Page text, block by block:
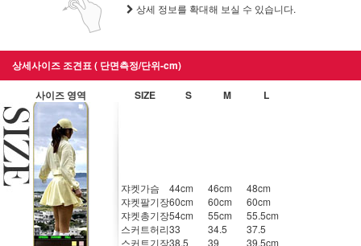
상세 정보를 확대해 보실 수 있습니다.
상세사이즈 조견표 ( 단면측정/단위-cm)
사이즈 영역 SIZE S M L
쟈켓가슴 44cm 46cm
48cm
쟈켓팔기장60cm 60cm
60cm
쟈켓총기장54cm 55cm
55.5cm
스커트허리33 34.5
37.5
스커트기장38.5 39
39.5cm